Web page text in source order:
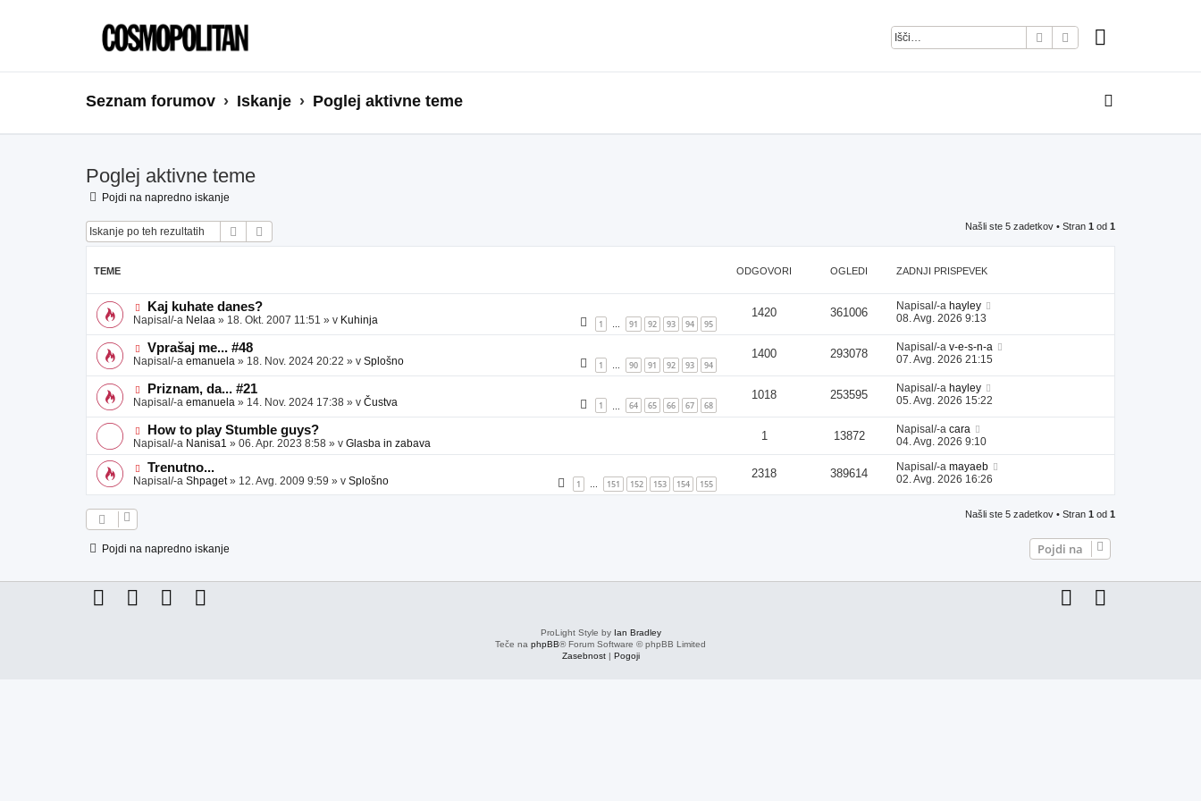
IskanjeNapredno iskanje
Seznam forumov Iskanje Poglej aktivne teme
Poglej aktivne teme
Pojdi na napredno iskanje
Iskanje Našli ste 5 zadetkov • Stran 1 od 1
TEME ODGOVORI OGLEDI ZADNJI PRISPEVEK
N
o
e
b
j
a
v
e
Kaj kuhate danes?
Napisal/-a Nelaa » 18. Okt. 2007 11:51 » v Kuhinja 1 91 92 93 94 95
1420 361006 Napisal/-a hayley
08. Avg. 2026 9:13
N
o
e
o
b
j
a
v
e
Vprašaj me... #48
Napisal/-a emanuela » 18. Nov. 2024 20:22 » v Splošno 1 90 91 92 93 94
1400 293078 Napisal/-a v-e-s-n-a
07. Avg. 2026 21:15
N
o
v
e
o
b
v
Priznam, da... #21
Napisal/-a emanuela » 14. Nov. 2024 17:38 » v Čustva 1 64 65 66 67 68
1018 253595 Napisal/-a hayley
05. Avg. 2026 15:22
N
o
v
e
o
b
How to play Stumble guys?
Napisal/-a Nanisa1 » 06. Apr. 2023 8:58 » v Glasba in zabava
1 13872 Napisal/-a cara
04. Avg. 2026 9:10
N
o
v
a
Trenutno...
Napisal/-a Shpaget» 12. Avg. 2009 9:59 » v Splošno 1 … 151 152 153 154 155
2318 389614 Napisal/-a mayaeb
02. Avg. 2026 16:26
Našli ste 5 zadetkov • Stran 1 od 1
Pojdi na napredno iskanje Pojdi na
ProLight Style by Ian Bradley
Teče na phpBB® Forum Software © phpBB Limited
Zasebnost| Pogoji